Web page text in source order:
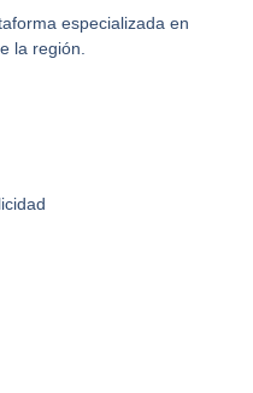
especializada en
la región.